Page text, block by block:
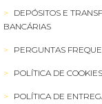
DEPÓSITOS E
BANCÁRIAS
PERGUNTAS
POLÍTICA DE COOKIES
POLÍTICA DE